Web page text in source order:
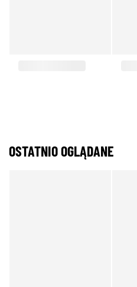
OSTATNIO OGLĄDANE